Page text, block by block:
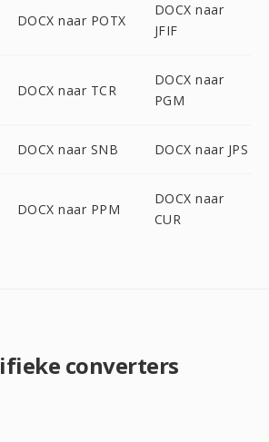
DOCX naar POTX
DOCX naar
JFIF
DOCX naar TCR
DOCX naar
PGM
DOCX naar SNB DOCX naar JPS
DOCX naar PPM
DOCX naar
CUR
converters